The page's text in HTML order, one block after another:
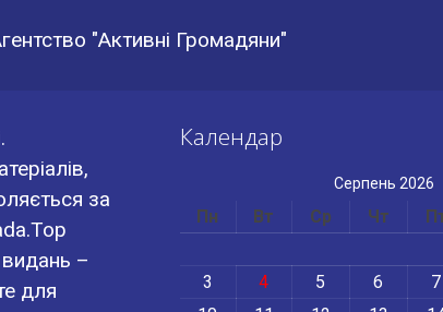
"Активні Громадяни"
за
видань –
для
Календар
Серпень 2026
Пн Вт Ср Чт
3
4 5 6 7